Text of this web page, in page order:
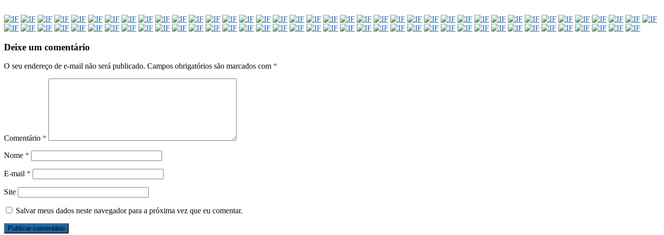
Deixe um comentário
O seu endereço de e-mail não será publicado. Campos obrigatórios são marcados com *
Comentário *
Nome *
E-mail *
Site
Salvar meus dados neste navegador para a próxima vez que eu comentar.